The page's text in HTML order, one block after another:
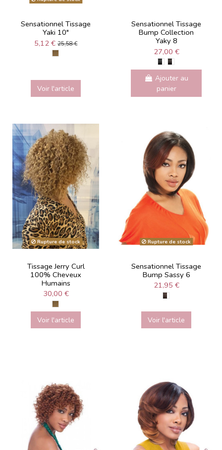
Sensationnel Tissage
Yaki 10"
5,12 € 25,58 €
Voir l'article
Sensationnel Tissage
Bump Collection
Yaky 8
27,00 €
Ajouter au
panier
Rupture de stock
Tissage Jerry Curl
100% Cheveux
Humains
30,00 €
Voir l'article
Rupture de stock
Sensationnel Tissage
Bump Sassy 6
21,95 €
Voir l'article